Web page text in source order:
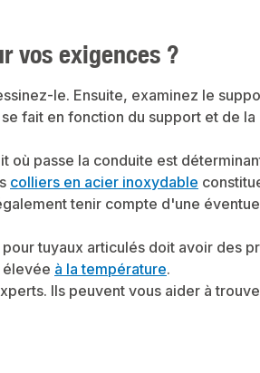
vos exigences ?
le. Ensuite, examinez le
se fait en fonction du support et de
où passe la conduite est
colliers en acier inoxydable
tenir compte d'une
tuyaux articulés doit avoir des
élevée à la température.
Ils peuvent vous aider à